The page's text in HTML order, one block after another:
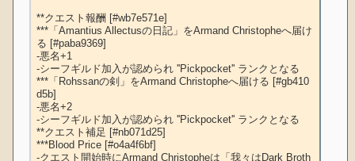
**クエスト報酬 [#wb7e571e]
***「Amantius Allectusの日記」をArmand Christopheへ届け
る [#paba9369]
-悪名+1
-シーフギルド加入が認められ ''Pickpocket'' ランクとなる
***「Rohssanの剣」をArmand Christopheへ届ける [#gb410
d5b]
-悪名+2
-シーフギルド加入が認められ ''Pickpocket'' ランクとなる
**クエスト補足 [#nb071d25]
***Blood Price [#o4a4f6bf]
-クエスト開始時にArmand Christopheは「我々はDark Broth